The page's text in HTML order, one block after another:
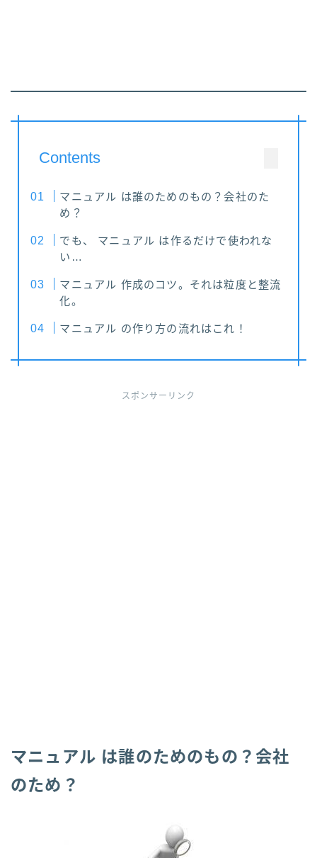
Contents
マニュアル は誰のためのもの？会社のた
め？
でも、 マニュアル は作るだけで使われな
い…
マニュアル 作成のコツ。それは粒度と整流
化。
マニュアル の作り方の流れはこれ！
スポンサーリンク
マニュアル は誰のためのもの？会社
のため？